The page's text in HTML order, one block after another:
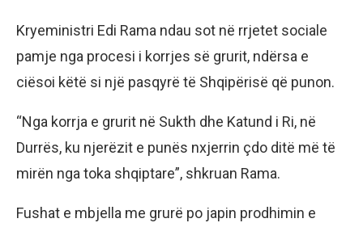
Kryeministri Edi Rama ndau sot në rrjetet sociale
pamje nga procesi i korrjes së grurit, ndërsa e
ciësoi këtë si një pasqyrë të Shqipërisë që punon.
“Nga korrja e grurit në Sukth dhe Katund i Ri, në
Durrës, ku njerëzit e punës nxjerrin çdo ditë më të
mirën nga toka shqiptare”, shkruan Rama.
Fushat e mbjella me grurë po japin prodhimin e